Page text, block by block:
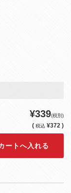
¥339(税別)
( 税込 ¥372 )